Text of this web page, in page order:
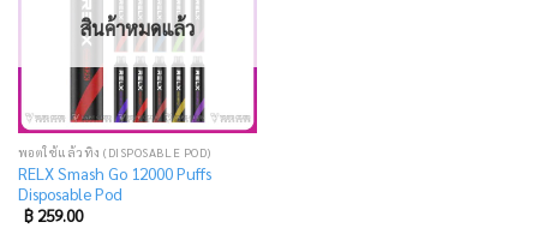
สินค้าหมดแล้ว
พอตใช้แล้วทิ้ง (DISPOSABLE POD)
RELX Smash Go 12000 Puffs
Disposable Pod
฿259.00